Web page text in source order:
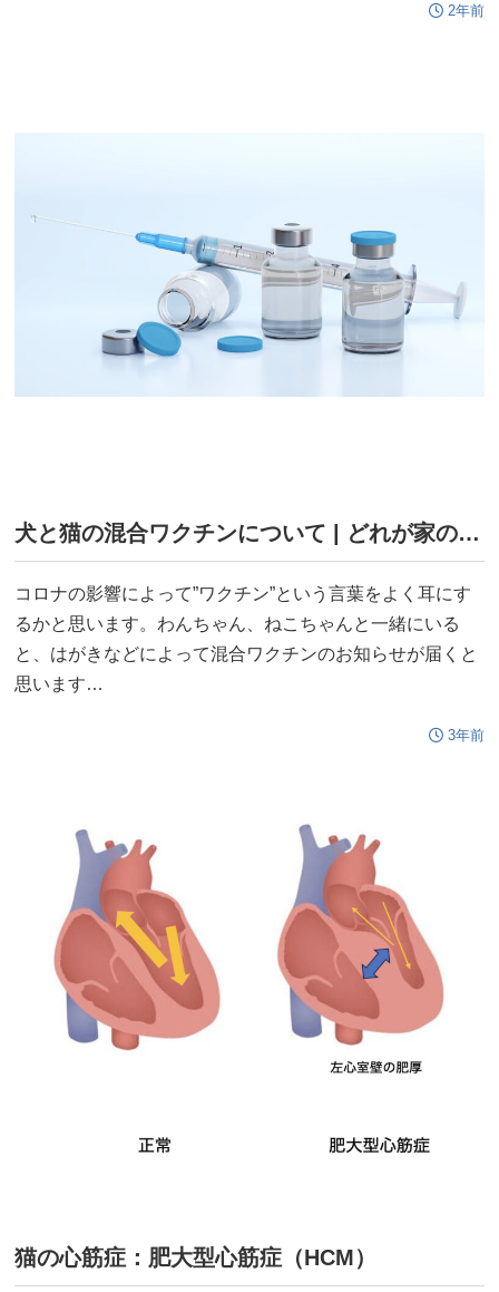
2年前
犬と猫の混合ワクチンについて | どれが家の子に合うの？
コロナの影響によって”ワクチン”という言葉をよく耳にす
るかと思います。わんちゃん、ねこちゃんと一緒にいる
と、はがきなどによって混合ワクチンのお知らせが届くと
思います…
3年前
猫の心筋症：肥大型心筋症（HCM）